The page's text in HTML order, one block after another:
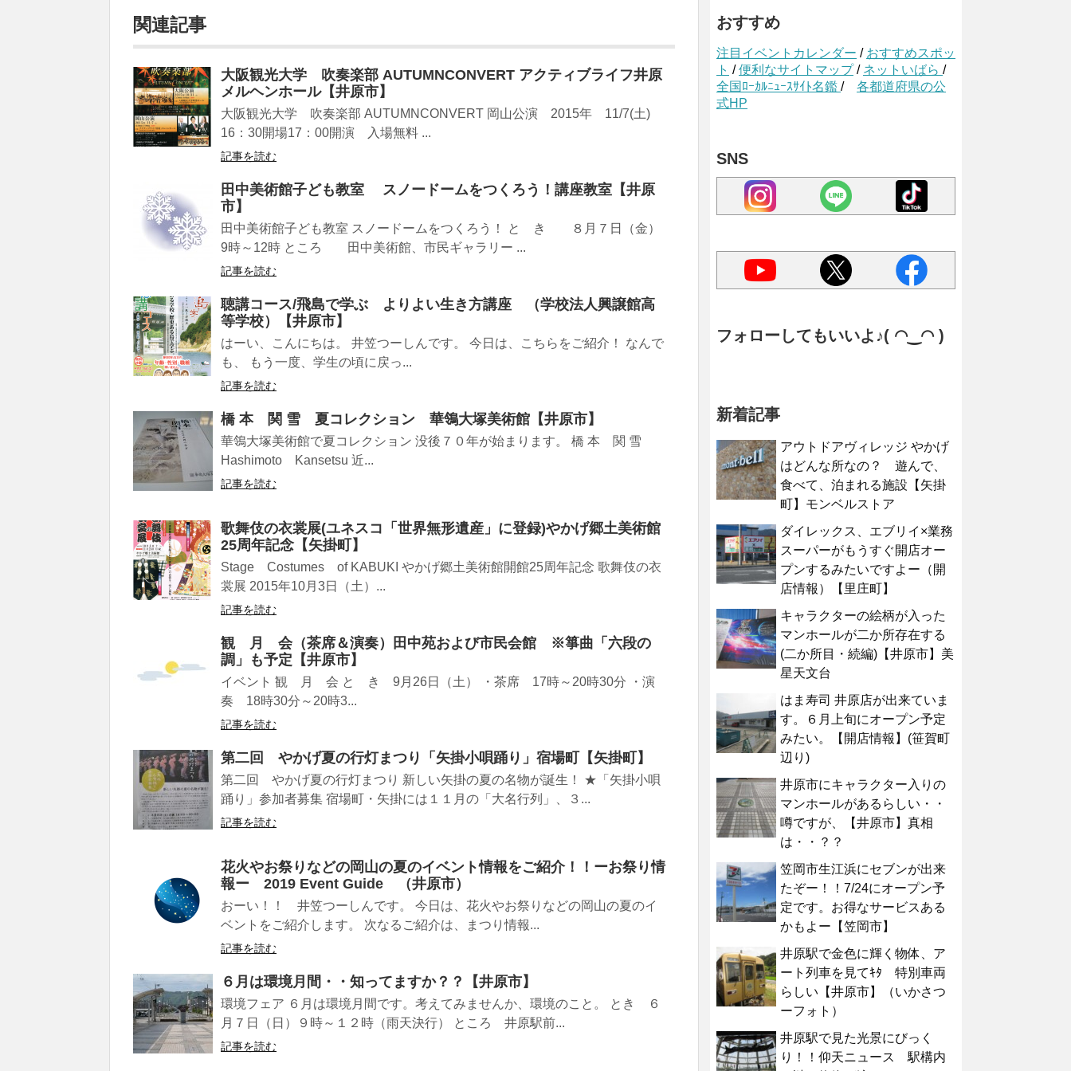
関連記事
大阪観光大学 吹奏楽部 AUTUMNCONVERT アクティブライフ井原
メルヘンホール【井原市】
大阪観光大学 吹奏楽部 AUTUMNCONVERT 岡山公演 2015年 11/7(土)
16：30開場17：00開演 入場無料 ...
記事を読む
田中美術館子ども教室 スノードームをつくろう！講座教室【井原
市】
田中美術館子ども教室 スノードームをつくろう！ と き ８月７日（金）
9時～12時 ところ 田中美術館、市民ギャラリー ...
記事を読む
聴講コース/飛島で学ぶ よりよい生き方講座 （学校法人興譲館高
等学校）【井原市】
はーい、こんにちは。 井笠つーしんです。 今日は、こちらをご紹介！ なんで
も、 もう一度、学生の頃に戻っ...
記事を読む
橋 本 関 雪 夏コレクション 華鴒大塚美術館【井原市】
華鴒大塚美術館で夏コレクション 没後７０年が始まります。 橋 本 関 雪
Hashimoto Kansetsu 近...
記事を読む
歌舞伎の衣裳展(ユネスコ「世界無形遺産」に登録)やかげ郷土美術館
25周年記念【矢掛町】
Stage Costumes of KABUKI やかげ郷土美術館開館25周年記念 歌舞伎の衣
裳展 2015年10月3日（土）...
記事を読む
観 月 会（茶席＆演奏）田中苑および市民会館 ※箏曲「六段の
調」も予定【井原市】
イベント 観 月 会 と き 9月26日（土） ・茶席 17時～20時30分 ・演
奏 18時30分～20時3...
記事を読む
第二回 やかげ夏の行灯まつり「矢掛小唄踊り」宿場町【矢掛町】
第二回 やかげ夏の行灯まつり 新しい矢掛の夏の名物が誕生！ ★「矢掛小唄
踊り」参加者募集 宿場町・矢掛には１１月の「大名行列」、３...
記事を読む
花火やお祭りなどの岡山の夏のイベント情報をご紹介！！ーお祭り情
報ー 2019 Event Guide （井原市）
おーい！！ 井笠つーしんです。 今日は、花火やお祭りなどの岡山の夏のイ
ベントをご紹介します。 次なるご紹介は、まつり情報...
記事を読む
６月は環境月間・・知ってますか？？【井原市】
環境フェア ６月は環境月間です。考えてみませんか、環境のこと。 とき ６
月７日（日）９時～１２時（雨天決行） ところ 井原駅前...
記事を読む
おすすめ
注目イベントカレンダー / おすすめスポッ
ト /便利なサイトマップ/ ネットいばら /
全国ﾛｰｶﾙﾆｭｰｽｻｲﾄ名鑑 / 各都道府県の公
式HP
SNS
フォローしてもいいよ♪( ◠‿◠ )
新着記事
アウトドアヴィレッジ やかげ
はどんな所なの？ 遊んで、
食べて、泊まれる施設【矢掛
町】モンベルストア
ダイレックス、エブリイ×業務
スーパーがもうすぐ開店オー
プンするみたいですよー（開
店情報）【里庄町】
キャラクターの絵柄が入った
マンホールが二か所存在する
(二か所目・続編)【井原市】美
星天文台
はま寿司 井原店が出来ていま
す。６月上旬にオープン予定
みたい。【開店情報】(笹賀町
辺り)
井原市にキャラクター入りの
マンホールがあるらしい・・
噂ですが、【井原市】真相
は・・？？
笠岡市生江浜にセブンが出来
たぞー！！7/24にオープン予
定です。お得なサービスある
かもよー【笠岡市】
井原駅で金色に輝く物体、ア
ート列車を見てｷﾀ 特別車両
らしい【井原市】（いかさつ
ーフォト）
井原駅で見た光景にびっく
り！！仰天ニュース 駅構内